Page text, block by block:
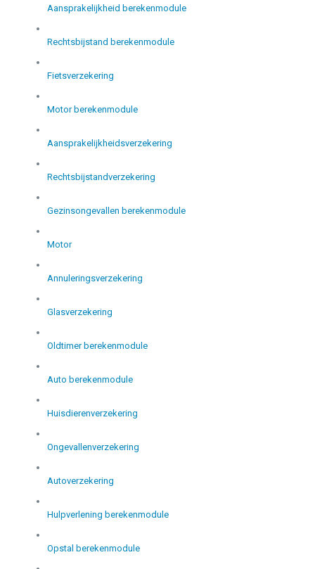
Aansprakelijkheid berekenmodule
Rechtsbijstand berekenmodule
Fietsverzekering
Motor berekenmodule
Aansprakelijkheidsverzekering
Rechtsbijstandverzekering
Gezinsongevallen berekenmodule
Motor
Annuleringsverzekering
Glasverzekering
Oldtimer berekenmodule
Auto berekenmodule
Huisdierenverzekering
Ongevallenverzekering
Autoverzekering
Hulpverlening berekenmodule
Opstal berekenmodule